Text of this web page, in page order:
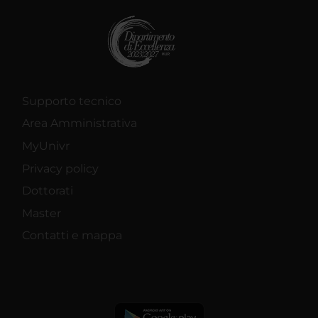
Supporto tecnico
Area Amministrativa
MyUnivr
Privacy policy
Dottorati
Master
Contatti e mappa